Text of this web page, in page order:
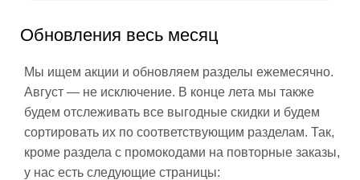
Обновления весь месяц
Мы ищем акции и обновляем разделы ежемесячно.
Август — не исключение. В конце лета мы также
будем отслеживать все выгодные скидки и будем
сортировать их по соответствующим разделам. Так,
кроме раздела с промокодами на повторные заказы,
у нас есть следующие страницы: